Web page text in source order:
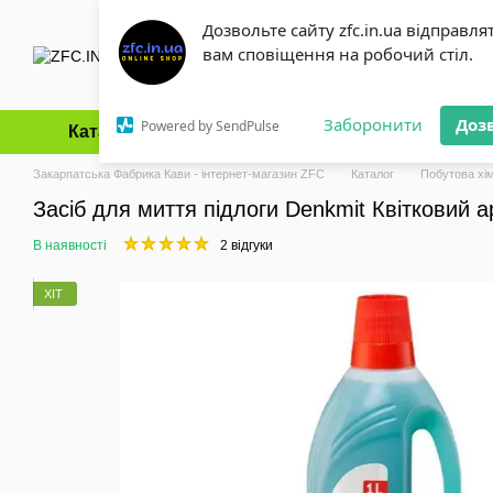
Дозвольте сайту zfc.in.ua
вам сповіщення на робочий стіл.
Powered by SendPulse Заборонити
Перейти до основного контенту
Каталог Оплата і доставка Обмін та повернення
Закарпатська Фабрика Кави - інтернет-магазин ZFC Каталог Побутова
Засіб для миття підлоги Denkmit Квітковий
В наявності 2 відгуки
ХІТ